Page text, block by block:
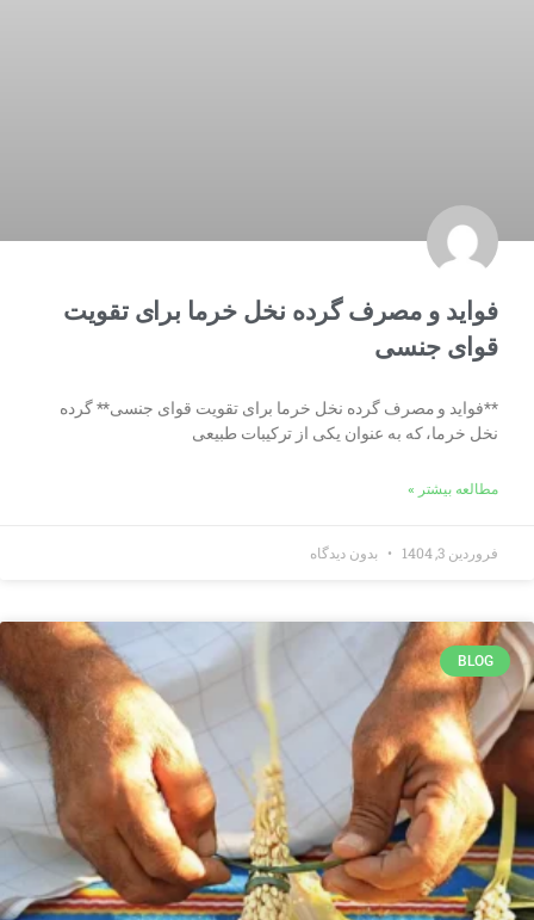
فواید و مصرف گرده نخل خرما برای تقویت
قوای جنسی
**فواید و مصرف گرده نخل خرما برای تقویت قوای جنسی** گرده
نخل خرما، که به عنوان یکی از ترکیبات طبیعی
مطالعه بیشتر »
فروردین 3, 1404 بدون دیدگاه
BLOG